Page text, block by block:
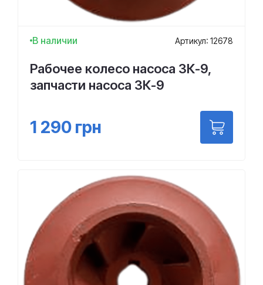
В наличии Артикул: 12678
Рабочее колесо насоса 3К-9,
запчасти насоса 3К-9
1 290 грн